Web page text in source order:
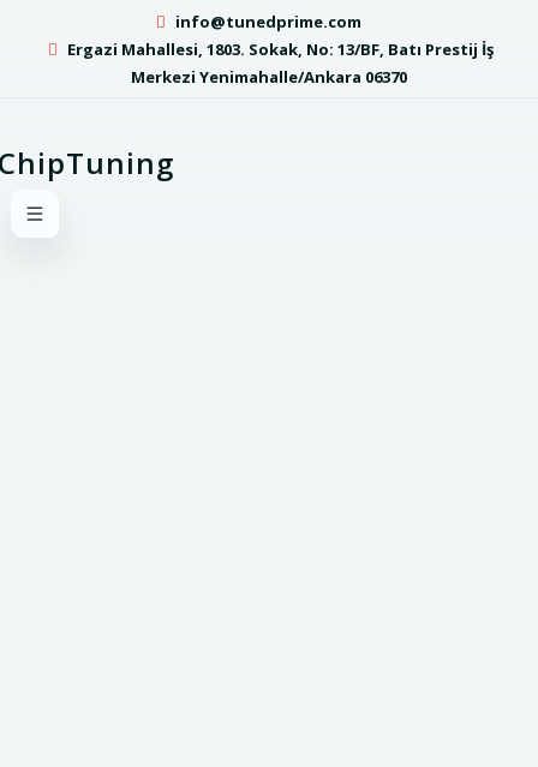
info@tunedprime.com
Ergazi Mahallesi, 1803. Sokak, No: 13/BF, Batı Prestij İş
Merkezi Yenimahalle/Ankara 06370